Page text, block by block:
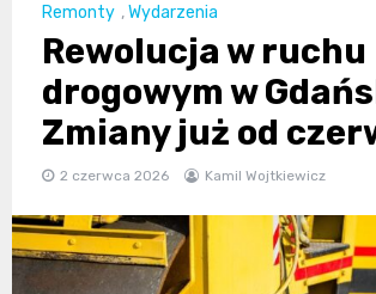
Remonty ,Wydarzenia
Rewolucja w ruchu
drogowym w
Zmiany już od
2 czerwca 2026 Kamil Wojtkiewicz